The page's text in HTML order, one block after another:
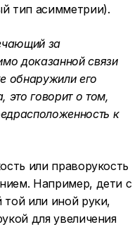
тип асимметрии).
за
доказанной связи
обнаружили его
это говорит о том,
к
или праворукость
Например, дети с
или иной руки,
для увеличения